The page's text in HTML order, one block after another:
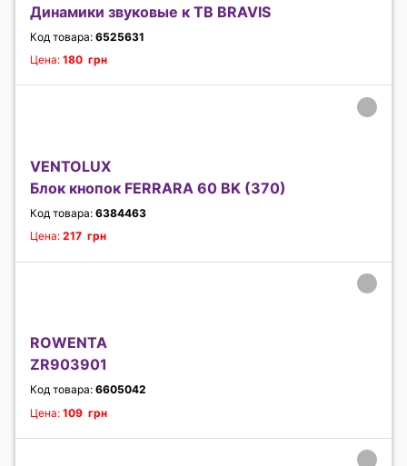
Динамики звуковые к ТВ BRAVIS
Код товара: 6525631
Цена: 180 грн
VENTOLUX
Блок кнопок FERRARA 60 BK (370)
Код товара: 6384463
Цена: 217 грн
ROWENTA
ZR903901
Код товара: 6605042
Цена: 109 грн